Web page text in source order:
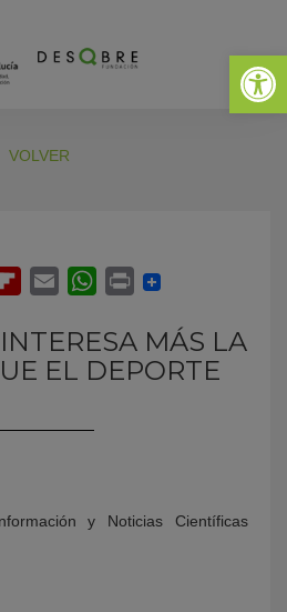
Abrir
VOLVER
MÁS LA
EL DEPORTE
y Noticias Científicas